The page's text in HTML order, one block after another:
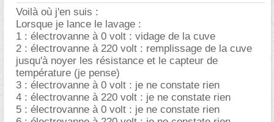
Voilà où j'en suis :
Lorsque je lance le lavage :
1 : électrovanne à 0 volt : vidage de la cuve
2 : électrovanne à 220 volt : remplissage de la cuve
jusqu'à noyer les résistance et le capteur de
température (je pense)
3 : électrovanne à 0 volt : je ne constate rien
4 : électrovanne à 220 volt : je ne constate rien
5 : électrovanne à 0 volt : je ne constate rien